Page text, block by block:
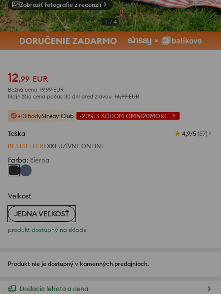
Zobraziť fotografie z recenzií
1 / 4
12,99 EUR
Bežná cena 19,99 EUR
Najnižšia cena počas 30 dní pred zľavou 14,99 EUR
+13 bodySinsay Club -20% S KÓDOM OMNI20MORE
Taška 4,9/5 (57)
BESTSELLEREXKLUZÍVNE ONLINE
Farba: čierna
Veľkosť
JEDNA VEĽKOSŤ
produkt dostupný na sklade
Produkt nie je dostupný v kamenných predajniach.
Dodacia lehota a cena